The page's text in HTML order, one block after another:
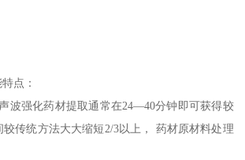
点：
波强化药材提取通常在24—40分钟即可获得较
传统方法大大缩短2/3以上， 药材原材料处理